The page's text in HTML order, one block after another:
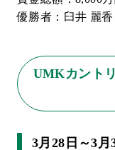
優勝者：臼井 麗香
UMKカント
3月28日～3月